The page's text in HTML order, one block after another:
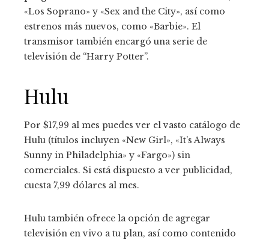
«Los Soprano» y «Sex and the City», así como
estrenos más nuevos, como «Barbie». El
transmisor también encargó una serie de
televisión de “Harry Potter”.
Hulu
Por $17,99 al mes puedes ver el vasto catálogo de
Hulu (títulos incluyen «New Girl», «It’s Always
Sunny in Philadelphia» y «Fargo») sin
comerciales. Si está dispuesto a ver publicidad,
cuesta 7,99 dólares al mes.
Hulu también ofrece la opción de agregar
televisión en vivo a tu plan, así como contenido